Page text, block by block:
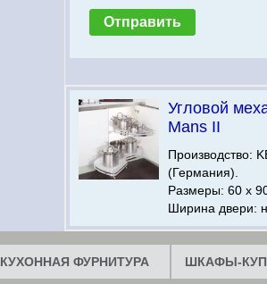
Угловой
Mans II
Производство:
(Германия).
Размеры: 60 х
Ширина двери:
КУХОННАЯ ФУРНИТУРА ШКАФЫ-